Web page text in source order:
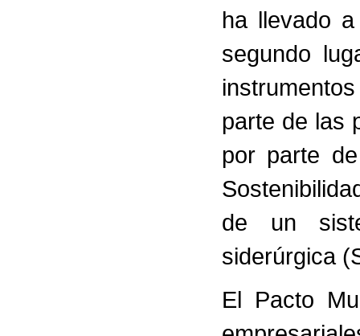
ha llevado
segundo
parte de las
por parte
de un
siderúrgica
El Pacto